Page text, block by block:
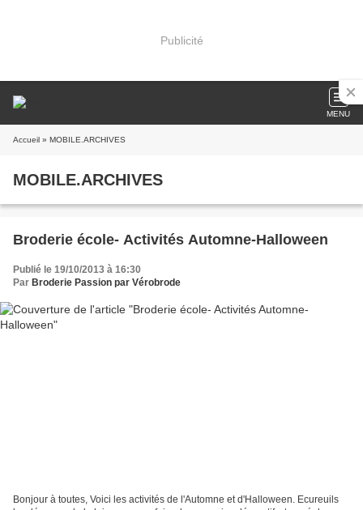
Publicité
MENU
Accueil » MOBILE.ARCHIVES
MOBILE.ARCHIVES
Broderie école- Activités Automne-Halloween
Publié le 19/10/2013 à 16:30
Par Broderie Passion par Vérobrode
Bonjour à toutes, Voici les activités de l'Automne et d'Halloween. Ecureuils